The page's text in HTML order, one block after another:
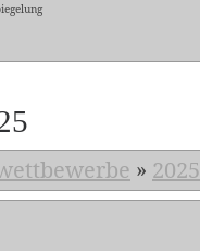
» 2025